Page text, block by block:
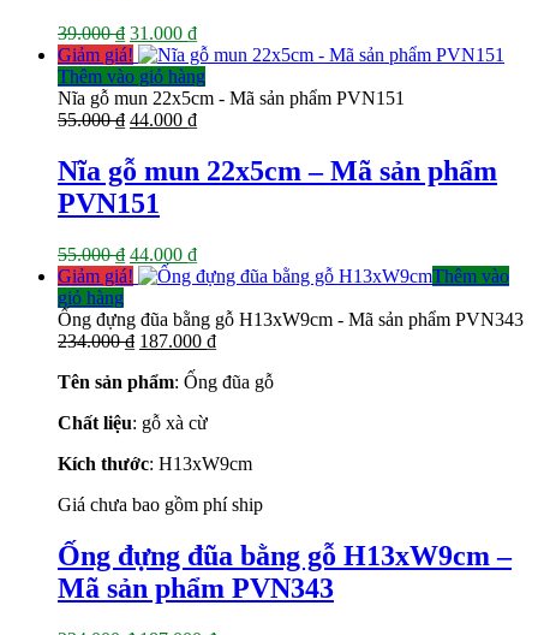
39.000₫ Giá
gốc
là:
39.000 ₫.
31.000 ₫Giá
hiện
tại
là:
31.000 ₫.
Giảm giá!
Thêm vào giỏ hàng
Nĩa gỗ mun 22x5cm - Mã sản phẩm PVN151
55.000₫ Giá
là:
55.000 ₫.
44.000 ₫Giá
tại
là:
Nĩa gỗ mun 22x5cm – Mã sản phẩm
PVN151
55.000₫ Giá
gốc
55.000 ₫.
44.000 ₫Giá
hiện
là:
44.000 ₫.
Giảm giá!
Thêm vào
giỏ hàng
Ống đựng đũa bằng gỗ H13xW9cm - Mã sản phẩm PVN343
234.000₫ Giá
là:
187.000 ₫Giá
tại
Tên sản phẩm: Ống đũa gỗ
Chất liệu: gỗ xà cừ
Kích thước: H13xW9cm
Giá chưa bao gồm phí ship
Ống đựng đũa bằng gỗ H13xW9cm –
Mã sản phẩm PVN343